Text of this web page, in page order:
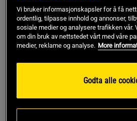
Gratis frakt over 799 kr Gratis retur
7340145459046
Vi bruker informasjonskapsler for å få
ordentlig, tilpasse innhold og annonser,
sosiale medier og analysere trafikken vår.
om din bruk av nettstedet vårt med våre
medier, reklame og analyse. More
Godta alle